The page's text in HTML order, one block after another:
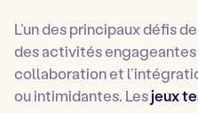
L’un des principaux défis
des activités
collaboration et
ou intimidantes. Lesjeux